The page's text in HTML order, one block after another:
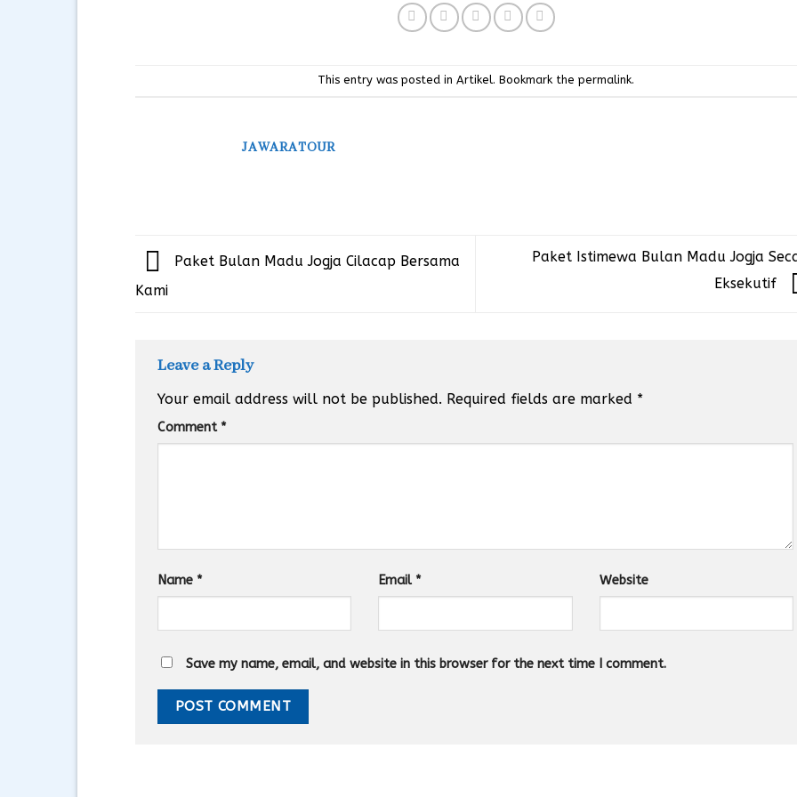
This entry was posted in Artikel. Bookmark the permalink.
JAWARATOUR
Paket Bulan Madu Jogja Cilacap Bersama
Kami
Paket Istimewa Bulan Madu Jogja
Eksekutif
Leave a Reply
Your email address will not be published. Required fields are marked *
Comment *
Name * Email * Website
Save my name, email, and website in this browser for the next time I comment.